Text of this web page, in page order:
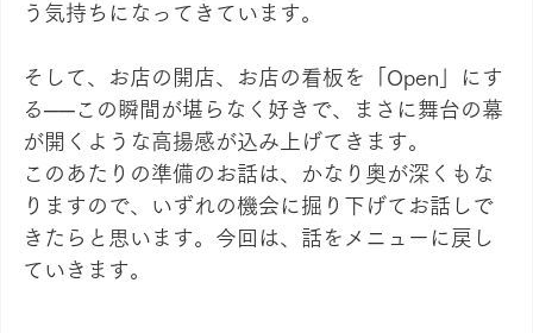
う気持ちになってきています。
そして、お店の開店、お店の看板を「Open」にす
る──この瞬間が堪らなく好きで、まさに舞台の幕
が開くような高揚感が込み上げてきます。
このあたりの準備のお話は、かなり奥が深くもな
りますので、いずれの機会に掘り下げてお話しで
きたらと思います。今回は、話をメニューに戻し
ていきます。